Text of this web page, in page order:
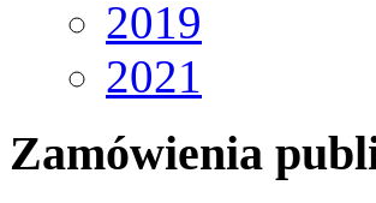
2019
2021
Zamówienia